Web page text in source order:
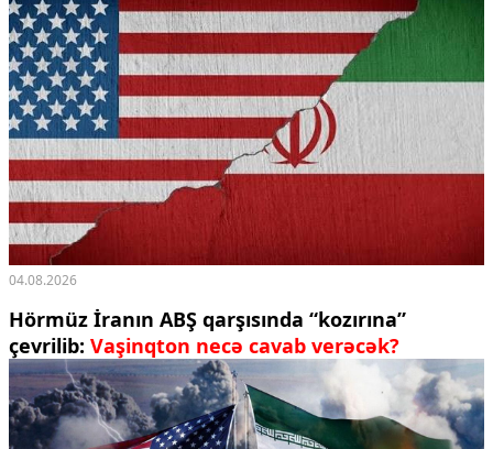
04.08.2026
Hörmüz İranın ABŞ qarşısında “kozırına”
çevrilib: Vaşinqton necə cavab verəcək?